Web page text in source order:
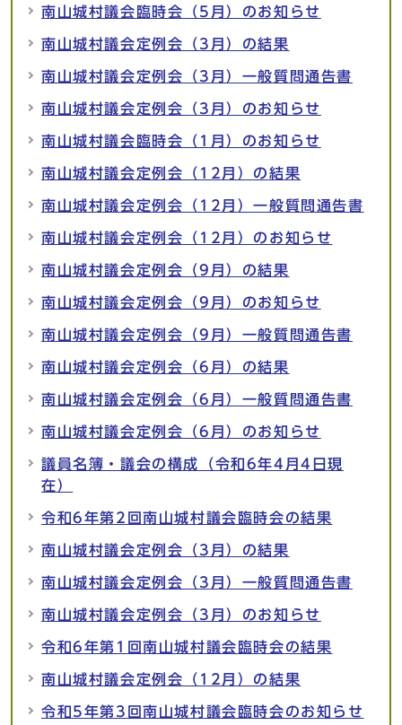
南山城村議会臨時会（5月）のお知らせ
南山城村議会定例会（3月）の結果
南山城村議会定例会（3月）一般質問通告書
南山城村議会定例会（3月）のお知らせ
南山城村議会臨時会（1月）のお知らせ
南山城村議会定例会（12月）の結果
南山城村議会定例会（12月）一般質問通告書
南山城村議会定例会（12月）のお知らせ
南山城村議会定例会（9月）の結果
南山城村議会定例会（9月）のお知らせ
南山城村議会定例会（9月）一般質問通告書
南山城村議会定例会（6月）の結果
南山城村議会定例会（6月）一般質問通告書
南山城村議会定例会（6月）のお知らせ
議員名簿・議会の構成（令和6年4月4日現
在）
令和6年第2回南山城村議会臨時会の結果
南山城村議会定例会（3月）の結果
南山城村議会定例会（3月）一般質問通告書
南山城村議会定例会（3月）のお知らせ
令和6年第1回南山城村議会臨時会の結果
南山城村議会定例会（12月）の結果
令和5年第3回南山城村議会臨時会のお知らせ